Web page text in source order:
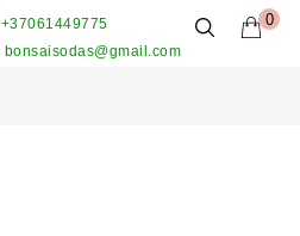
0
+37061449775
bonsaisodas@gmail.com